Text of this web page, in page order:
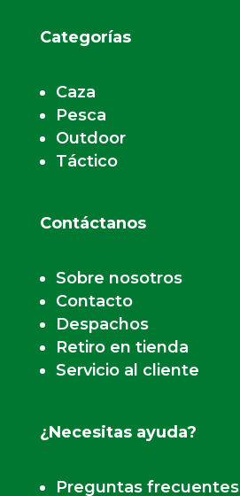
Categorías
Caza
Pesca
Outdoor
Táctico
Contáctanos
Sobre nosotros
Contacto
Despachos
Retiro en tienda
Servicio al cliente
¿Necesitas ayuda?
Preguntas frecuentes